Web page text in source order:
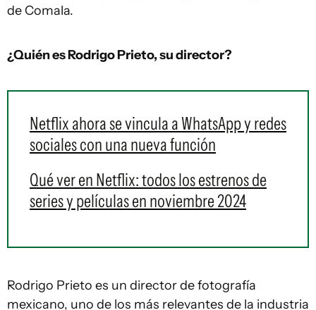
de Comala.
¿Quién es Rodrigo Prieto, su director?
Netflix ahora se vincula a WhatsApp y redes
sociales con una nueva función
Qué ver en Netflix: todos los estrenos de
series y películas en noviembre 2024
Rodrigo Prieto es un director de fotografía
mexicano, uno de los más relevantes de la industria